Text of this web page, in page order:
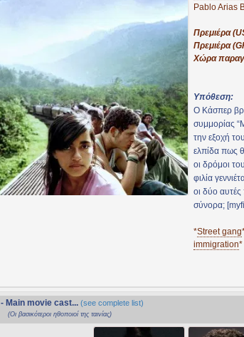
Pablo Arias
Πρεμιέρα
Πρεμιέρα
Χώρα
Υπόθεση:
Ο Κάσπερ
συμμορίας
την εξοχή
ελπίδα πως
οι δρόμοι
φιλία
οι δύο
σύνορα;
*Street gang
immigration*
- Main movie cast... (see complete list)
(Οι βασικότεροι ηθοποιοί της ταινίας)